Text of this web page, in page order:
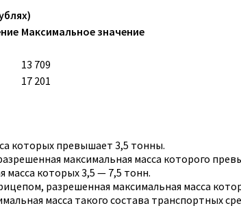
Максимальное значение
13 709
17 201
которых превышает 3,5 тонны.
максимальная масса которого
масса которых 3,5 — 7,5 тонн.
разрешенная максимальная масса
масса такого состава транспортных